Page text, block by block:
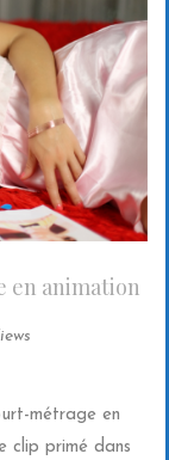
en animation
métrage en
clip primé dans